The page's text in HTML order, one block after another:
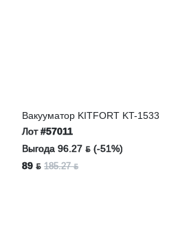
Вакууматор KITFORT KT-1533
Лот#57011
Выгода 96.27 ƃ (-51%)
89 ƃ 185.27 ƃ